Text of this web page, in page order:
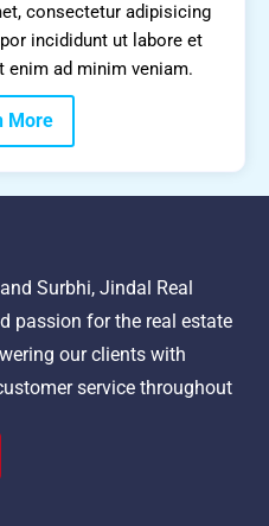
consectetur adipisicing
incididunt ut labore et
enim ad minim veniam.
More
Surbhi, Jindal Real
passion for the real estate
our clients with
service throughout